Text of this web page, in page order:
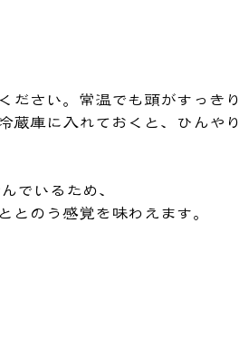
ださい。常温でも頭がすっきり
蔵庫に入れておくと、ひんやり
でいるため、
とのう感覚を味わえます。